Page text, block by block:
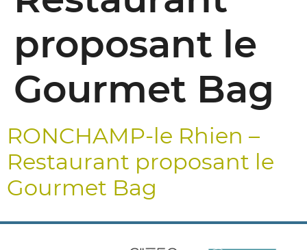
proposant le
Gourmet Bag
RONCHAMP-le Rhien –
Restaurant proposant le
Gourmet Bag